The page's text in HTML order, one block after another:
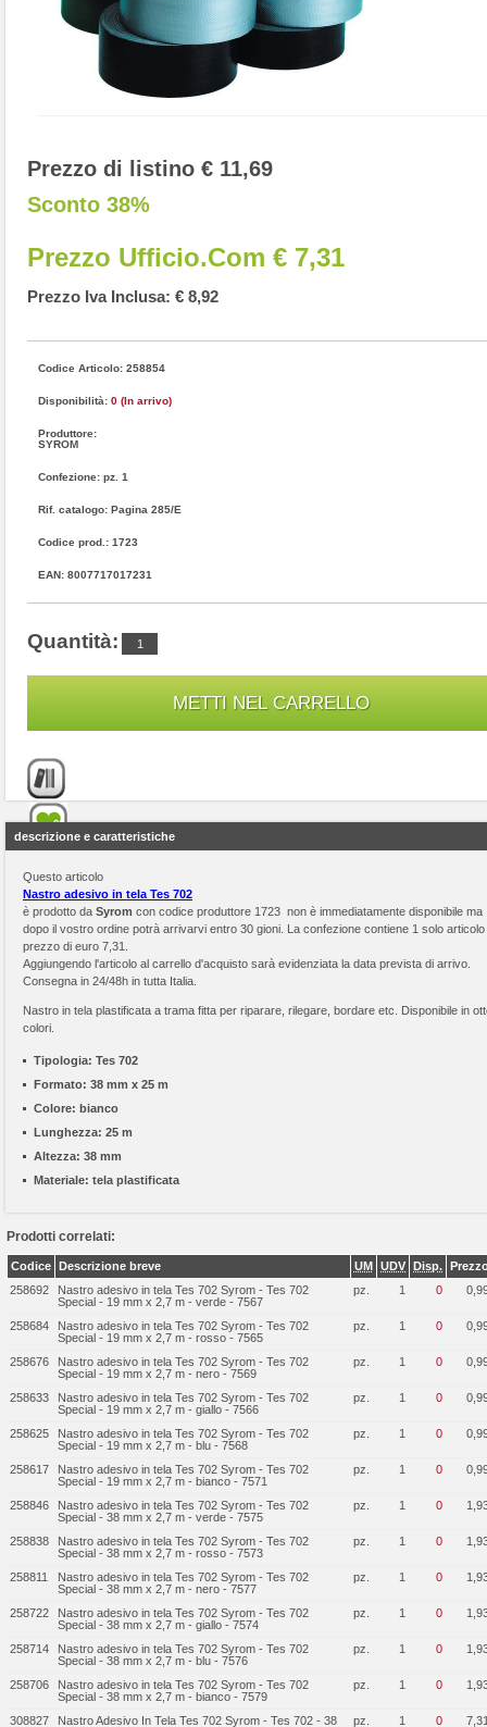
Prezzo di listino € 11,69
Sconto 38%
Prezzo Ufficio.com € 7,31
Prezzo Iva Inclusa: € 8,92
Codice Articolo: 258854
Disponibilità: 0 (In arrivo)
Produttore:
SYROM
Confezione: pz. 1
Rif. catalogo: Pagina 285/E
Codice prod.: 1723
EAN: 8007717017231
Quantità:
descrizione e caratteristiche
Questo articolo
Nastro adesivo in tela Tes 702
è prodotto da Syrom con codice produttore 1723 non è immediatamente disponibile ma
dopo il vostro ordine potrà arrivarvi entro 30 gioni. La confezione contiene 1 solo articolo
prezzo di euro 7,31.
Aggiungendo l'articolo al carrello d'acquisto sarà evidenziata la data prevista di arrivo.
Consegna in 24/48h in tutta Italia.
Nastro in tela plastificata a trama fitta per riparare, rilegare, bordare etc. Disponibile in
colori.
Tipologia: Tes 702
Formato: 38 mm x 25 m
Colore: bianco
Lunghezza: 25 m
Altezza: 38 mm
Materiale: tela plastificata
Prodotti correlati:
Codice Descrizione breve UM UDV Disp.
258692
Nastro adesivo in tela Tes 702 Syrom - Tes 702
Special - 19 mm x 2,7 m - verde - 7567
pz. 1 0
258684
Nastro adesivo in tela Tes 702 Syrom - Tes 702
Special - 19 mm x 2,7 m - rosso - 7565
pz. 1 0
258676
Nastro adesivo in tela Tes 702 Syrom - Tes 702
Special - 19 mm x 2,7 m - nero - 7569
pz. 1 0
258633
Nastro adesivo in tela Tes 702 Syrom - Tes 702
Special - 19 mm x 2,7 m - giallo - 7566
pz. 1 0
258625
Nastro adesivo in tela Tes 702 Syrom - Tes 702
Special - 19 mm x 2,7 m - blu - 7568
pz. 1 0
258617
Nastro adesivo in tela Tes 702 Syrom - Tes 702
Special - 19 mm x 2,7 m - bianco - 7571
pz. 1 0
258846
Nastro adesivo in tela Tes 702 Syrom - Tes 702
Special - 38 mm x 2,7 m - verde - 7575
pz. 1 0
258838
Nastro adesivo in tela Tes 702 Syrom - Tes 702
Special - 38 mm x 2,7 m - rosso - 7573
pz. 1 0
258811
Nastro adesivo in tela Tes 702 Syrom - Tes 702
Special - 38 mm x 2,7 m - nero - 7577
pz. 1 0
258722
Nastro adesivo in tela Tes 702 Syrom - Tes 702
Special - 38 mm x 2,7 m - giallo - 7574
pz. 1 0
258714
Nastro adesivo in tela Tes 702 Syrom - Tes 702
Special - 38 mm x 2,7 m - blu - 7576
pz. 1 0
258706
Nastro adesivo in tela Tes 702 Syrom - Tes 702
Special - 38 mm x 2,7 m - bianco - 7579
pz. 1 0
308827
Nastro Adesivo In Tela Tes 702 Syrom - Tes 702 - 38
pz. 1 0